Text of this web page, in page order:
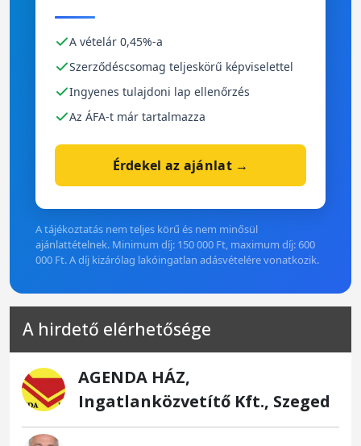
A vételár 0,45%-a
Szerződéscsomag teljeskörű képviselettel
Ingyenes tulajdoni lap ellenőrzés
Az ÁFA-t már tartalmazza
Érdekel az ajánlat →
A tájékoztatás nem teljes körű és nem minősül
ajánlattételnek. Minimum díj: 150 000 Ft, maximum díj: 600
000 Ft. A díj kizárólag lakóingatlan adásvételére vonatkozik.
A hirdető elérhetősége
AGENDA HÁZ,
Ingatlanközvetítő Kft., Szeged